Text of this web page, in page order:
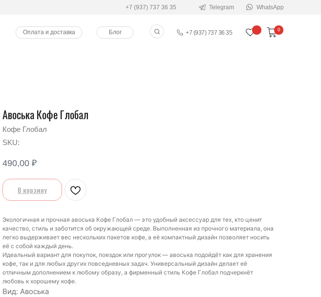
+7 (937) 737 36 35
Блог
Оплата и доставка
Telegram WhatsApp
+7 (937) 737 36 35
0
Авоська Кофе Глобал
Кофе Глобал
SKU:
490,00 ₽
В корзину
Экологичная и прочная авоська Кофе Глобал — это удобный аксессуар для тех, кто ценит
качество, стиль и заботится об окружающей среде. Выполненная из прочного материала, она
легко выдерживает вес нескольких пакетов кофе, а её компактный дизайн позволяет носить
её с собой каждый день.
Идеальный вариант для покупок, поездок или прогулок — авоська подойдёт как для хранения
кофе, так и для любых других повседневных задач. Универсальный дизайн делает её
отличным дополнением к любому образу, а фирменный стиль Кофе Глобал подчеркнёт
любовь к хорошему кофе.
Вид: Авоська